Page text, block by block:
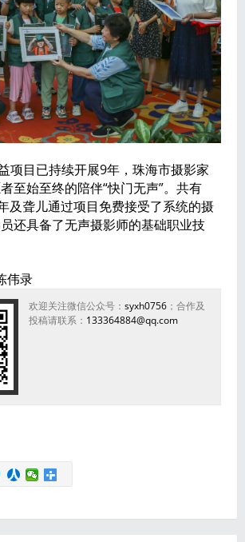
项目已持续开展9年，珠海市摄影家
至始至终的陪伴“快门无声”。共有
及聋儿通过项目免费接受了系统的摄
还具备了无声摄影师的基础职业技
伟录
欢迎关注微信公众号： syxh0756；合作及
投稿请联系： 133364884@qq.com